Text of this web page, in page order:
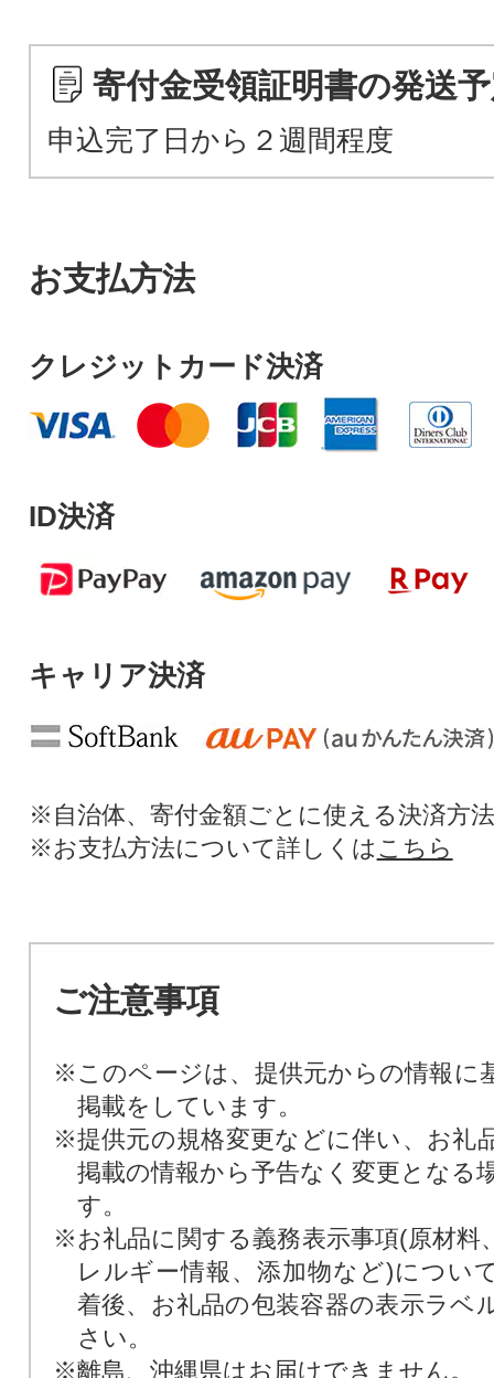
寄付金受領証明書の発送
申込完了日から２週間程度
お支払方法
クレジットカード決済
ID決済
キャリア決済
※自治体、寄付金額ごとに使える決済方
※お支払方法について詳しくは こちら
ご注意事項
※このページは、提供元からの情報に
掲載をしています。
※提供元の規格変更などに伴い、お礼
掲載の情報から予告なく変更となる
す。
※お礼品に関する義務表示事項(原材料
レルギー情報、添加物など)につい
着後、お礼品の包装容器の表示ラベ
さい。
※離島、沖縄県はお届けできません。